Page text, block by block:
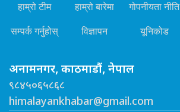
हाम्रो टीम हाम्रो बारेमा गोपनीयता नीति
सम्पर्क गर्नुहोस् विज्ञापन यूनिकोड
अनामनगर, काठमाडौं, नेपाल
९८४५०६५८६८
himalayankhabar@gmail.com